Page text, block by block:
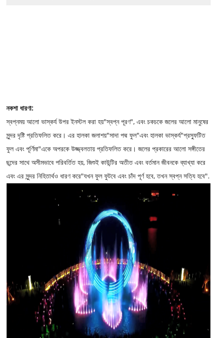
নকশা ধারণা:
স্বপ্নময় আলো ভাস্কর্য উপর ইনস্টল করা হয়"স্বপ্ন পূরণ", এবং চকচকে জলের আলো মানুষের
সুন্দর দৃষ্টি প্রতিফলিত করে। এর হালকা জলাশয়"সাদা পদ্ম ফুল"এবং হালকা ভাস্কর্য"প্রস্ফুটিত
ফুল এবং পূর্ণিমা"একে অপরকে উজ্জ্বলতায় প্রতিফলিত করে। জলের প্রকারের আলো সঙ্গীতের
ছন্দের সাথে অসীমভাবে পরিবর্তিত হয়, জিশুই কাউন্টির অতীত এবং বর্তমান জীবনকে ব্যাখ্যা করে
এবং এর সুন্দর নিহিতার্থও ধারণ করে"যখন ফুল ফুটবে এবং চাঁদ পূর্ণ হবে, তখন স্বপ্ন সত্যি হবে".